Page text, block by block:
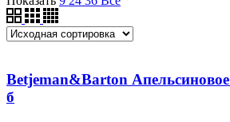
Betjeman&Barton
б